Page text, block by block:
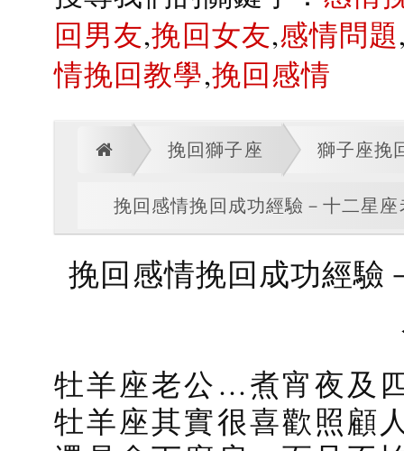
回男友,挽回女友,感情問題
情挽回教學,挽回感情
挽回獅子座 獅子座挽
挽回感情挽回成功經驗－十二星
挽回感情挽回成功經驗
牡羊座老公…煮宵夜及
牡羊座其實很喜歡照顧